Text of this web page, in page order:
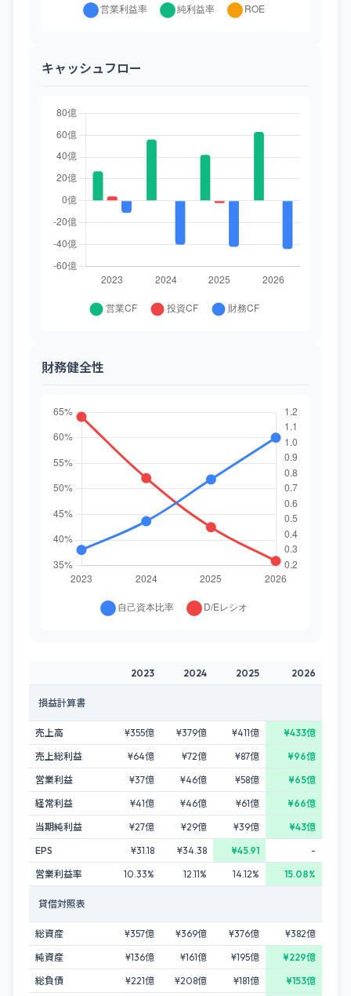
キャッシュフロー
財務健全性
2023 2024 2025 2026
損益計算書
売上高 ¥355億 ¥379億 ¥411億
¥433億
売上総利益
¥64億 ¥72億 ¥87億
¥96億
営業利益
¥37億 ¥46億 ¥58億
¥65億
経常利益
¥41億 ¥46億 ¥61億
¥66億
当期純利益
¥27億 ¥29億 ¥39億
¥43億
EPS
¥31.18 ¥34.38 ¥45.91
-
営業利益率
10.33% 12.11% 14.12% 15.08%
貸借対照表
総資産 ¥357億 ¥369億 ¥376億
¥382億
純資産
¥136億 ¥161億 ¥195億
¥229億
総負債
¥221億 ¥208億 ¥181億
¥153億